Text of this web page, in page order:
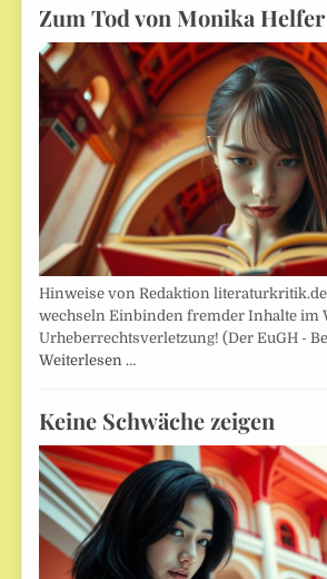
Zum Tod von Monika Helfer
Hinweise von Redaktion
wechseln Einbinden fremder Inhalte im
Urheberrechtsverletzung! (Der EuGH -
Weiterlesen …
Keine Schwäche zeigen